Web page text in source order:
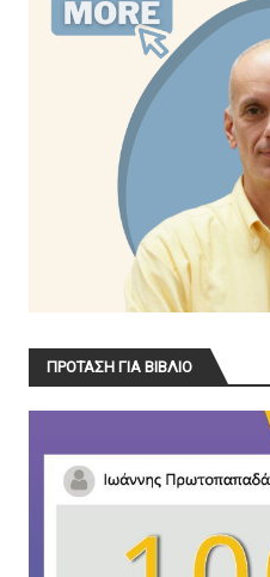
ΠΡΟΤΑΣΗ ΓΙΑ ΒΙΒΛΙΟ